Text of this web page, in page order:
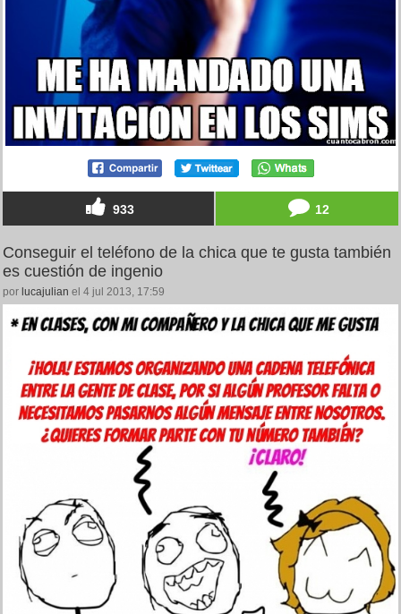
933 12
Conseguir el teléfono de la chica que te gusta también
es cuestión de ingenio
por lucajulian el 4 jul 2013, 17:59